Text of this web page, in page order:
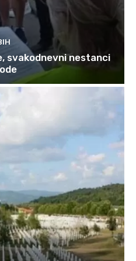
svakodnevni nestanci